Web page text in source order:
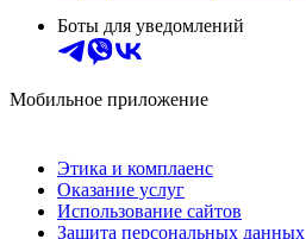
Боты для уведомлений
Мобильное приложение
Этика и комплаенс
Оказание услуг
Использование сайтов
Защита персональных данных